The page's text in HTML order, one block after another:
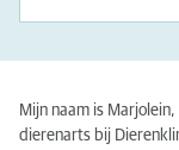
Mijn naam is
dierenarts bij